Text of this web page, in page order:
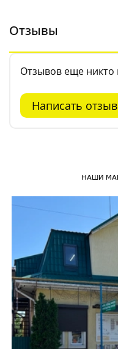
Отзывы
Отзывов еще никто
Написать отзыв
НАШИ